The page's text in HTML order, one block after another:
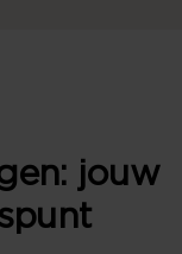
jouw